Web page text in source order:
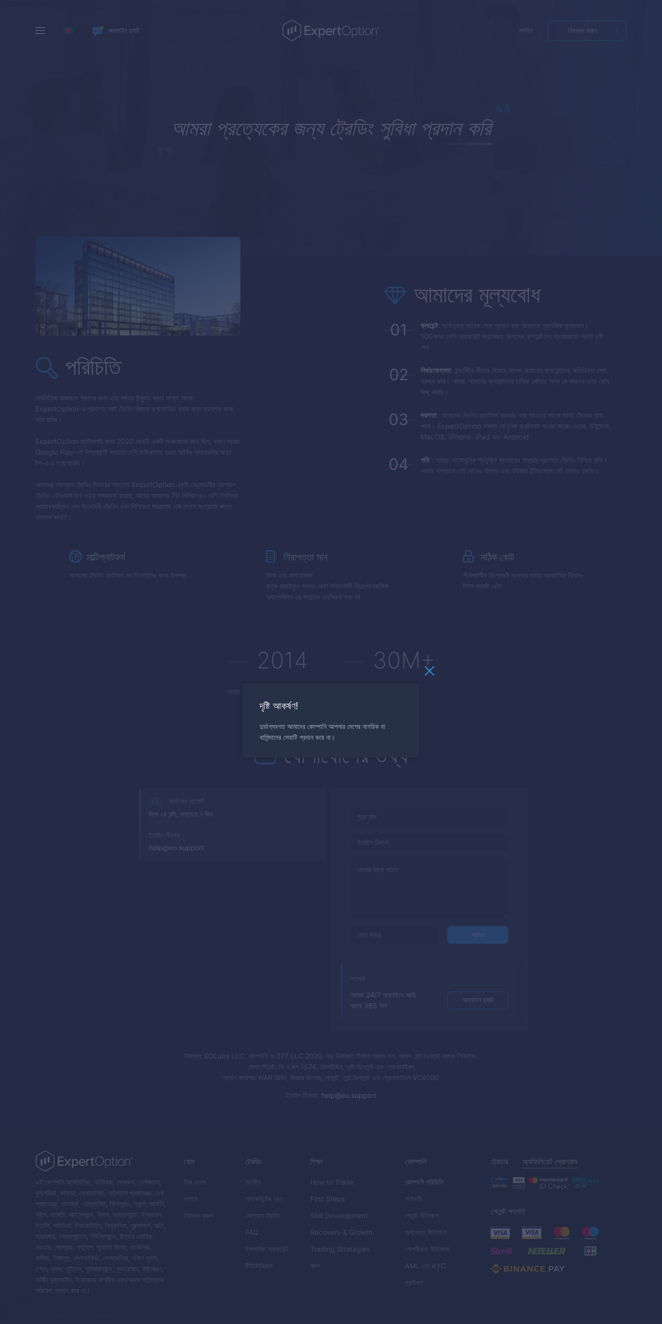
অনলাইন চ্যাট লগইন নিবন্ধন করুন
আমরা প্রত্যেকের জন্য ট্রেডিং সুবিধা প্রদান করি
পরিচিতি
অর্থনৈতিক বাজারকে সকলের জন্য এবং সর্বত্র উন্মুক্ত করার লক্ষ্যে আমরা
ExpertOption-এ প্রথাগত স্মার্ট ট্রেডিং শিল্পকে রূপান্তরিত করার জন্য ক্রমাগত কাজ
করে যাচ্ছি।
ExpertOption প্ল্যাটফর্মের জন্য 2020 বছরটি একটি সংজ্ঞায়নের বছর ছিল, কারণ আমরা
Google Play-তে বিশ্বব্যাপী সবচেয়ে বেশি ডাউনলোড হওয়া আর্থিক অ্যাপগুলির মধ্যে
টপ-৩ এ গণ্য হয়েছি।
আমাদের সোশ্যাল ট্রেডিং ফিচারের সাহায্যে ExpertOption একটি নেতৃস্থানীয় সোশ্যাল
ট্রেডিং নেটওয়ার্ক হয়ে ওঠার সম্ভাবনা রয়েছে, আমরা আমাদের 70 মিলিয়নেরও বেশি নিবন্ধিত
ব্যবহারকারীদের এবং উদ্ভাবনী ট্রেডিং এবং বিনিয়োগ সরঞ্জামের এক বিশাল সংগ্রহের জন্যে
ধন্যবাদ জানাই।
আমাদের মূল্যবোধ
01 ক্লায়েন্ট: সর্বোত্তম গ্রাহক সেবা প্রদান করা আমাদের প্রাথমিক মূল্যবোধ।
100জনও বেশি অ্যাকাউন্ট ম্যানেজার আমাদের ক্লায়েন্টদের প্রয়োজনের প্রতি দৃষ্টি
দেন
02 নির্ভরযোগ্যতা: ইন্ডাস্ট্রি লীডার হিসাবে আমরা আমাদের ক্লায়েন্টদের অতিরিক্ত সেবা
প্রদান করি। আমরা আমাদের ক্লায়েন্টদের চাহিদা মেটাতে অন্য যে কারওর চেয়ে বেশি
কিছু করছি।
03 সরলতা : আমাদের ট্রেডিং প্ল্যাটফর্ম ব্যবহার করা সবচেয়ে সহজে সবাই ট্রেডার হতে
পারে। ExpertOption সমস্ত আধুনিক প্ল্যাটফর্মে পাওয়া যাচ্ছে: ওয়েব, উইন্ডোজ,
MacOS, iPhone, iPad এবং Android
04 গতি : আমরা অত্যাধুনিক প্রযুক্তি ব্যবহারের মাধ্যমে দ্রুততম ট্রেডিং নিশ্চিত করি।
অর্ডার সম্পাদনে নেই কোনও বিলম্ব এবং ইউজার ইন্টারফেসে নেই কোনও লেগিং।
মাল্টিপ্লাটফর্ম
আমাদের ট্রেডিং প্ল্যাটফর্ম সব ডিভাইসের জন্য উপলব্ধ
নিরাপত্তা মান
ভিসা এবং মাস্টারকার্ড
কর্তৃক যাচাইকৃত সমস্ত ডেটা শক্তিশালী ক্রিপ্টোগ্রাফিক
অ্যালগরিদম এর সাহায্যে এনক্রিপ্ট করা হয়
সঠিক কোট
শীর্ষস্থানীয় বিশ্লেষণী সংস্থার দ্বারা সরবরাহিত রিয়েল-
টাইম মার্কেট ডেটা
2014
আমরা ক্লায়েন্টদেরকে সেবা দেয়া শুরু করেছি
30M+
যোগাযোগের তথ্য
কাস্টমার সাপোর্ট
দিনে ২৪ ঘন্টা, সপ্তাহে ৭ দিন
ইমেইল ঠিকানা
help@eo.support
পাঠান
সাপোর্ট
আমরা 24/7 অনলাইনে আছি
বছরে 365 দিন
অনলাইন চ্যাট
নিবন্ধন: EOLabs LLC, কোম্পানি নং 377 LLC 2020, যার নিবন্ধিত ঠিকানা প্রথম তল, প্রথম সেন্ট ভিনসেন্ট ব্যাংক লিমিটেড,
জেমস স্ট্রিট, পি ও বক্স 1574, কিংসটাউন, সেন্ট ভিনসেন্ট এবং গ্রেনাডাইনস
প্রধান কার্যালয়: HAR বিল্ডিং, জিঞ্জার ভিলেজ, বেলমন্ট, সেন্ট.ভিনসেন্ট এবং গ্রেনাডাইনস VC0100
ইমেইল ঠিকানা: help@eo.support
এই কোম্পানি অস্ট্রেলিয়া, অস্ট্রিয়া, বেলারুশ, বেলজিয়াম,
বুলগেরিয়া, কানাডা, ক্রোয়েশিয়া, সাইপ্রাস প্রজাতন্ত্র, চেক
প্রজাতন্ত্র, ডেনমার্ক, এস্তোনিয়া, ফিনল্যান্ড, ফ্রান্স, জার্মানি,
গ্রীস, হাঙ্গেরি, আইসল্যান্ড, ইরান, আয়ারল্যান্ড, ইসরায়েল,
ইতালি, লাটভিয়া, লিচেনস্টাইন, লিথুয়ানিয়া, লুক্সেমবার্গ, মাল্টা,
মায়ানমার, নেদারল্যান্ডস, নিউজিল্যান্ড, উত্তর কোরিয়া,
নরওয়ে, পোল্যান্ড, পর্তুগাল, পুয়ের্তো রিকো, রোমানিয়া,
রাশিয়া, সিঙ্গাপুর, স্লোভাকিয়া, স্লোভেনিয়া, দক্ষিণ সুদান,
স্পেন, সুদান, সুইডেন, সুইজারল্যান্ড, যুক্তরাজ্য, ইউক্রেন,
মার্কিন যুক্তরাষ্ট্র, ইয়েমেনের নাগরিক এবং/অথবা বাসিন্দাদের
পরিষেবা প্রদান করে না।
হোম
ফ্রি ডেমো
লগইন
নিবন্ধন করুন
ট্রেডিং
বৈশিষ্ট্য
অ্যাকাউন্টের ধরন
সোশ্যাল ট্রেডিং
FAQ
ইসলামিক অ্যাকাউন্ট
টিউটোরিয়াল
শিক্ষা
How to Trade
First Steps
Skill Development
Recovery & Growth
Trading Strategies
ব্লগ
কোম্পানি
কোম্পানী পরিচিতি
শর্তাবলী
পেমেন্ট নীতিমালা
অর্থফেরত নীতিমালা
গোপনীয়তা নীতিমালা
AML
এবং KYC
প্রবিধান
ট্রেডার অ্যফিলিয়েট প্রোগ্রাম
পেমেন্ট পদ্ধতি
দৃষ্টি আকর্ষণ!
দুর্ভাগ্যবশত আমাদের কোম্পানি আপনার দেশের নাগরিক বা
বাসিন্দাদের সেবাটি প্রদান করে না।